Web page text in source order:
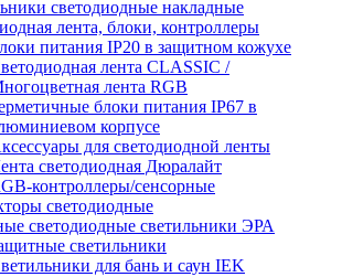
светодиодные накладные
лента, блоки, контроллеры
питания IP20 в защитном кожухе
лента CLASSIC /
лента RGB
блоки питания IP67 в
корпусе
для светодиодной ленты
светодиодная Дюралайт
контроллеры/сенсорные
светодиодные
светодиодные светильники ЭРА
светильники
для бань и саун IEK